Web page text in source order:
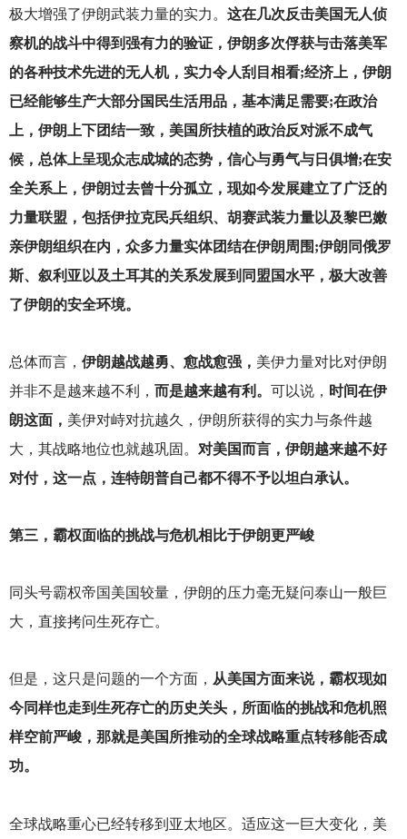
极大增强了伊朗武装力量的实力。 这在几次反击美国无人侦
察机的战斗中得到强有力的验证，伊朗多次俘获与击落美军
的各种技术先进的无人机，实力令人刮目相看;经济上，伊朗
已经能够生产大部分国民生活用品，基本满足需要;在政治
上，伊朗上下团结一致，美国所扶植的政治反对派不成气
候，总体上呈现众志成城的态势，信心与勇气与日俱增;在安
全关系上，伊朗过去曾十分孤立，现如今发展建立了广泛的
力量联盟，包括伊拉克民兵组织、胡赛武装力量以及黎巴嫩
亲伊朗组织在内，众多力量实体团结在伊朗周围;伊朗同俄罗
斯、叙利亚以及土耳其的关系发展到同盟国水平，极大改善
了伊朗的安全环境。
总体而言， 伊朗越战越勇、愈战愈强， 美伊力量对比对伊朗
并非不是越来越不利， 而是越来越有利。 可以说， 时间在伊
朗这面， 美伊对峙对抗越久，伊朗所获得的实力与条件越
大，其战略地位也就越巩固。 对美国而言，伊朗越来越不好
对付，这一点，连特朗普自己都不得不予以坦白承认。
第三，霸权面临的挑战与危机相比于伊朗更严峻
同头号霸权帝国美国较量，伊朗的压力毫无疑问泰山一般巨
大，直接拷问生死存亡。
但是，这只是问题的一个方面， 从美国方面来说，霸权现如
今同样也走到生死存亡的历史关头，所面临的挑战和危机照
样空前严峻，那就是美国所推动的全球战略重点转移能否成
功。
全球战略重心已经转移到亚太地区。适应这一巨大变化，美